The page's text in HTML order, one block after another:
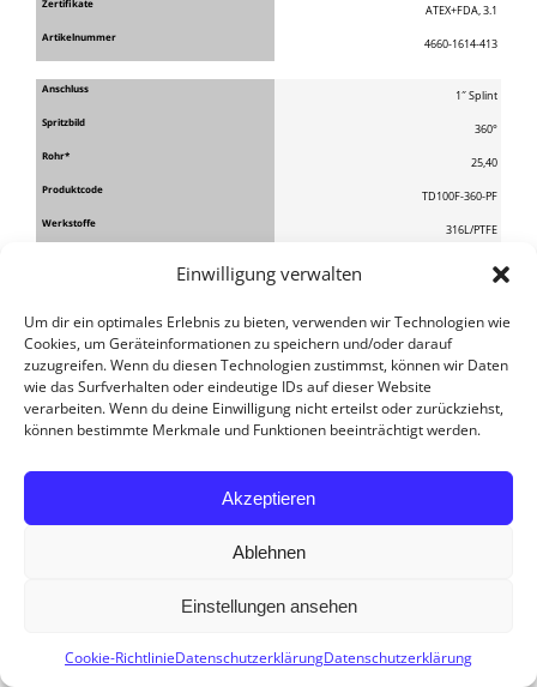
Einwilligung verwalten
Um dir ein optimales Erlebnis zu bieten, verwenden wir Technologien wie
Cookies, um Geräteinformationen zu speichern und/oder darauf
zuzugreifen. Wenn du diesen Technologien zustimmst, können wir Daten
wie das Surfverhalten oder eindeutige IDs auf dieser Website
verarbeiten. Wenn du deine Einwilligung nicht erteilst oder zurückziehst,
können bestimmte Merkmale und Funktionen beeinträchtigt werden.
Akzeptieren
Ablehnen
Einstellungen ansehen
Cookie-RichtlinieDatenschutzerklärungDatenschutzerklärung
ATEX+FDA, 3.1
4660-1614-413
1″ Splint
360°
25,40
TD100F-360-PF
316L/PTFE
FDA, 3.1
25,40
25,40